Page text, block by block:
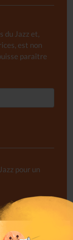
du Jazz et,
est non
paraître
pour un